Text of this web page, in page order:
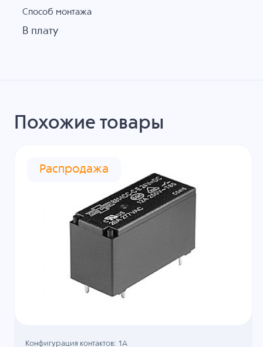
Способ монтажа
В плату
Похожие товары
Распродажа
Конфигурация контактов: 1A